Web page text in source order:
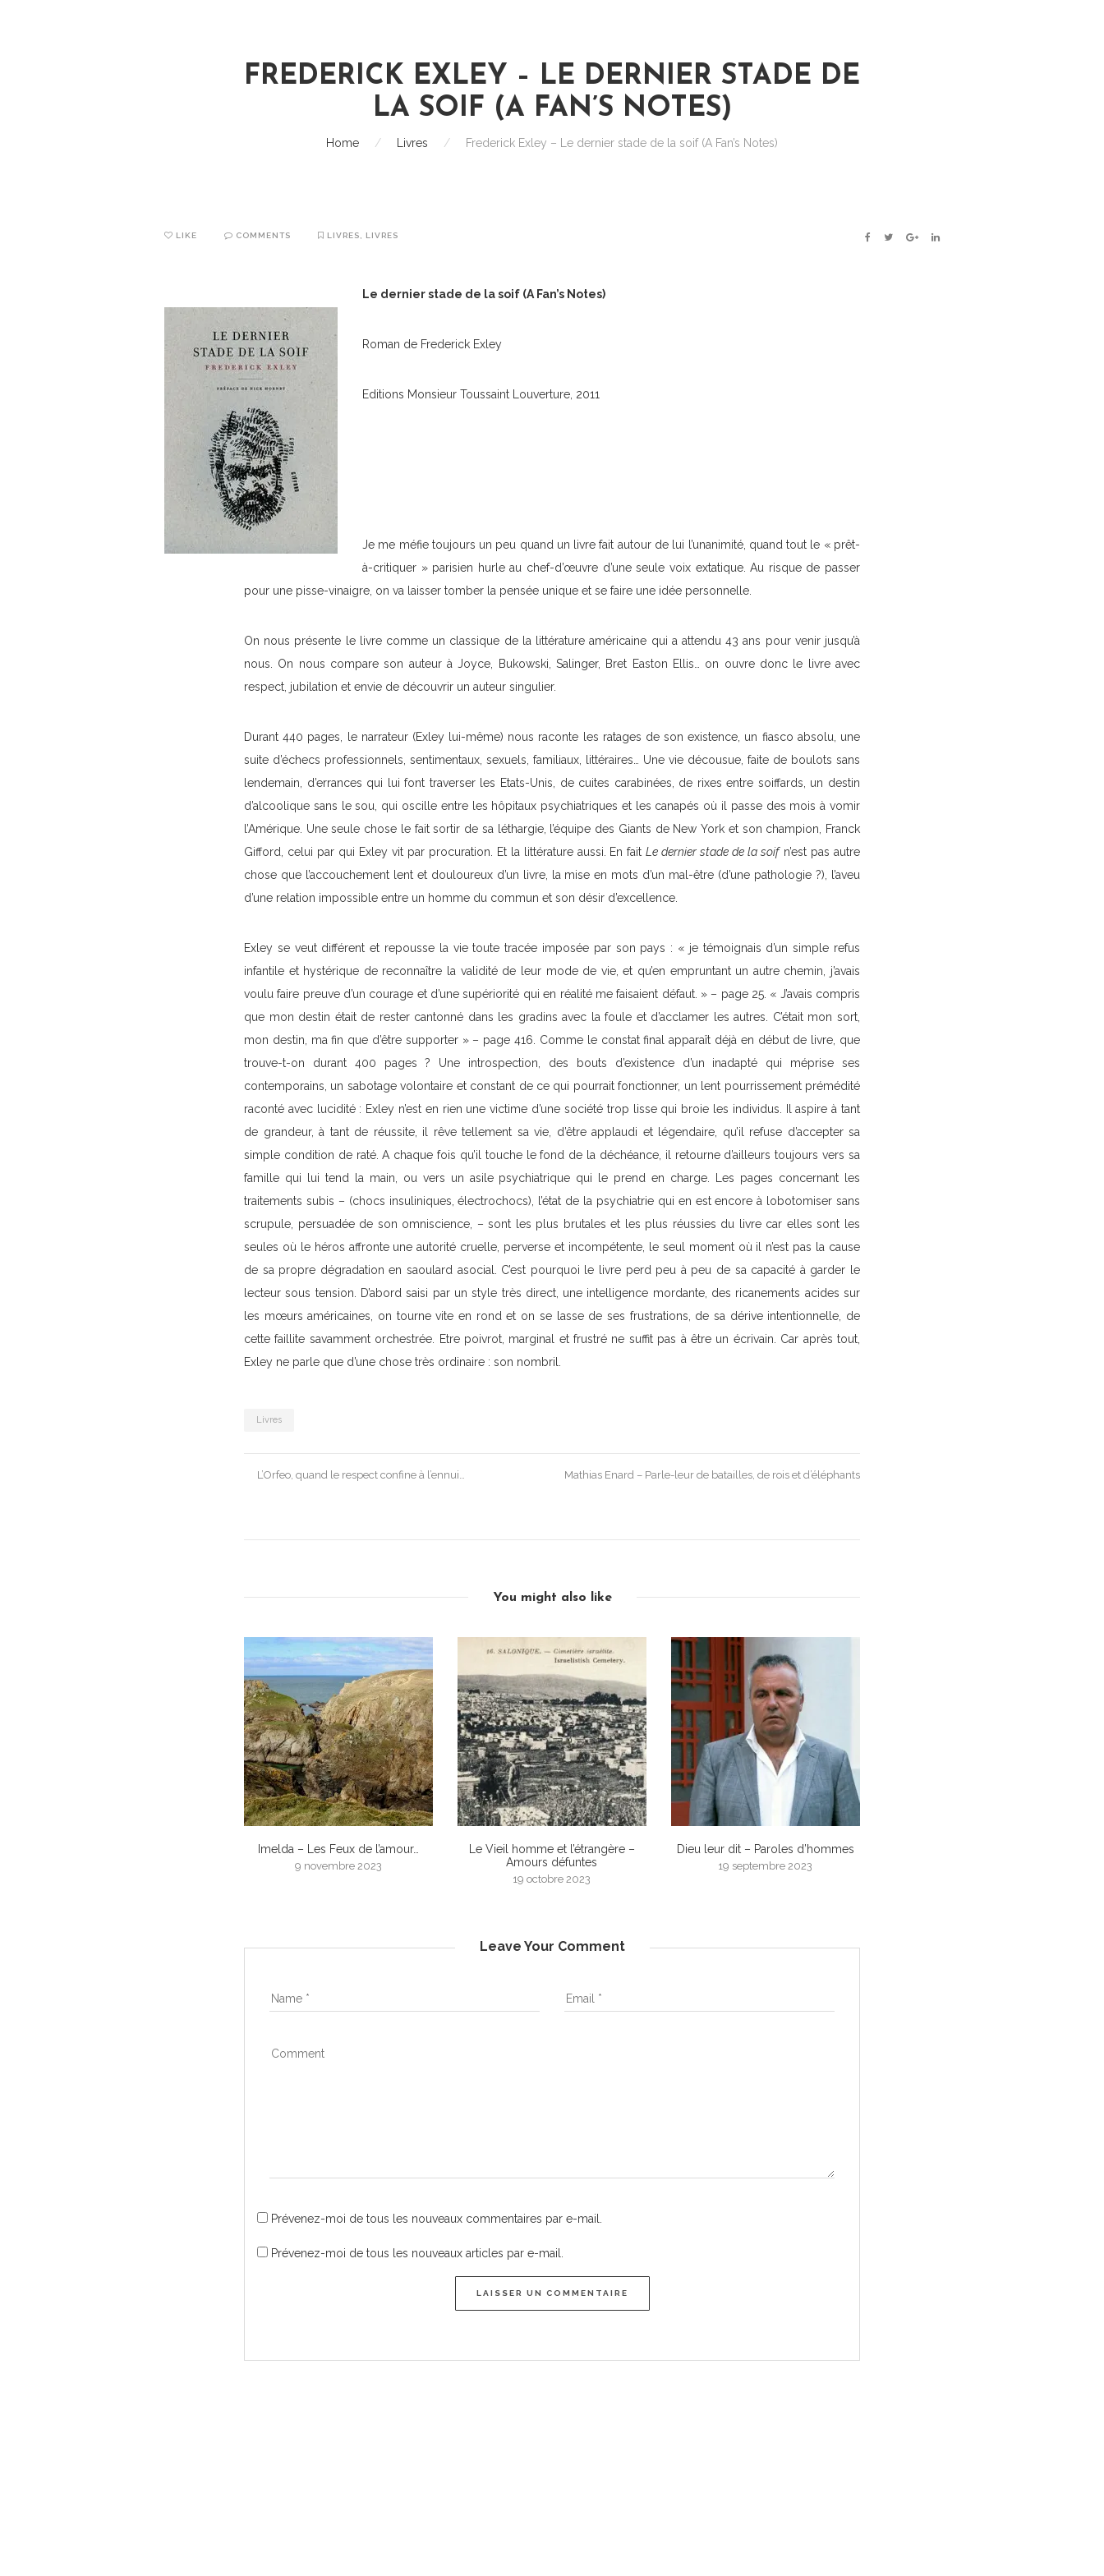
FREDERICK EXLEY – LE DERNIER STADE DE
LA SOIF (A FAN’S NOTES)
Home / Livres / Frederick Exley – Le dernier stade de la soif (A Fan’s Notes)
LIKE COMMENTS LIVRES LIVRES FACEBOOK
TWITTER
GOOGLE+LINKEDIN
Le dernier stade de la soif (A Fan’s Notes)
Roman de Frederick Exley
Editions Monsieur Toussaint Louverture, 2011
Je me méfie toujours un peu quand un livre fait autour de lui l’unanimité, quand tout le « prêt-
à-critiquer » parisien hurle au chef-d’œuvre d’une seule voix extatique. Au risque de passer
pour une pisse-vinaigre, on va laisser tomber la pensée unique et se faire une idée personnelle.
On nous présente le livre comme un classique de la littérature américaine qui a attendu 43 ans pour venir jusqu’à
nous. On nous compare son auteur à Joyce, Bukowski, Salinger, Bret Easton Ellis… on ouvre donc le livre avec
respect, jubilation et envie de découvrir un auteur singulier.
Durant 440 pages, le narrateur (Exley lui-même) nous raconte les ratages de son existence, un fiasco absolu, une
suite d’échecs professionnels, sentimentaux, sexuels, familiaux, littéraires… Une vie décousue, faite de boulots sans
lendemain, d’errances qui lui font traverser les Etats-Unis, de cuites carabinées, de rixes entre soiffards, un destin
d’alcoolique sans le sou, qui oscille entre les hôpitaux psychiatriques et les canapés où il passe des mois à vomir
l’Amérique. Une seule chose le fait sortir de sa léthargie, l’équipe des Giants de New York et son champion, Franck
Gifford, celui par qui Exley vit par procuration. Et la littérature aussi. En faitLe dernier stade de la soifn’est pas autre
chose que l’accouchement lent et douloureux d’un livre, la mise en mots d’un mal-être (d’une pathologie ?), l’aveu
d’une relation impossible entre un homme du commun et son désir d’excellence.
Exley se veut différent et repousse la vie toute tracée imposée par son pays : « je témoignais d’un simple refus
infantile et hystérique de reconnaître la validité de leur mode de vie, et qu’en empruntant un autre chemin, j’avais
voulu faire preuve d’un courage et d’une supériorité qui en réalité me faisaient défaut. » – page 25. « J’avais compris
que mon destin était de rester cantonné dans les gradins avec la foule et d’acclamer les autres. C’était mon sort,
mon destin, ma fin que d’être supporter » – page 416. Comme le constat final apparaît déjà en début de livre, que
trouve-t-on durant 400 pages ? Une introspection, des bouts d’existence d’un inadapté qui méprise ses
contemporains, un sabotage volontaire et constant de ce qui pourrait fonctionner, un lent pourrissement prémédité
raconté avec lucidité : Exley n’est en rien une victime d’une société trop lisse qui broie les individus. Il aspire à tant
de grandeur, à tant de réussite, il rêve tellement sa vie, d’être applaudi et légendaire, qu’il refuse d’accepter sa
simple condition de raté. A chaque fois qu’il touche le fond de la déchéance, il retourne d’ailleurs toujours vers sa
famille qui lui tend la main, ou vers un asile psychiatrique qui le prend en charge. Les pages concernant les
traitements subis – (chocs insuliniques, électrochocs), l’état de la psychiatrie qui en est encore à lobotomiser sans
scrupule, persuadée de son omniscience, – sont les plus brutales et les plus réussies du livre car elles sont les
seules où le héros affronte une autorité cruelle, perverse et incompétente, le seul moment où il n’est pas la cause
de sa propre dégradation en saoulard asocial. C’est pourquoi le livre perd peu à peu de sa capacité à garder le
lecteur sous tension. D’abord saisi par un style très direct, une intelligence mordante, des ricanements acides sur
les mœurs américaines, on tourne vite en rond et on se lasse de ses frustrations, de sa dérive intentionnelle, de
cette faillite savamment orchestrée. Etre poivrot, marginal et frustré ne suffit pas à être un écrivain. Car après tout,
Exley ne parle que d’une chose très ordinaire : son nombril.
Livres
Post
L’Orfeo, quand le respect confine à l’ennui… Mathias Enard – Parle-leur de batailles, de rois et d’éléphants
You might also like
Imelda – Les Feux de l’amour…
9 novembre 2023
Le Vieil homme et l’étrangère –
Amours défuntes
19 octobre 2023
Dieu leur dit – Paroles d’hommes
19 septembre 2023
Leave Your Comment
Prévenez-moi de tous les nouveaux commentaires par e-mail.
Prévenez-moi de tous les nouveaux articles par e-mail.
LAISSER UN COMMENTAIRE